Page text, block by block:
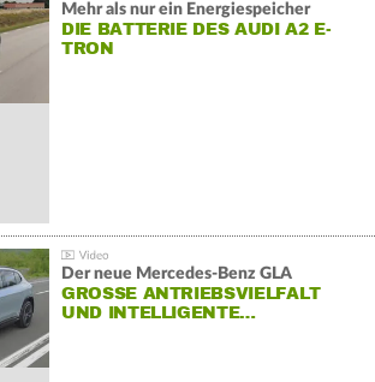
Mehr als nur ein Energiespeicher
DIE BATTERIE DES AUDI A2 E-
TRON
Der neue Mercedes-Benz GLA
GROSSE ANTRIEBSVIELFALT U
ND INTELLIGENTE…